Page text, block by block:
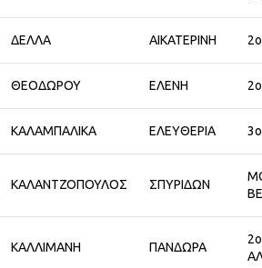
ΔΕΛΛΑ ΑΙΚΑΤΕΡΙΝΗ
ΘΕΟΔΩΡΟΥ ΕΛΕΝΗ
ΚΑΛΑΜΠΑΛΙΚΑ ΕΛΕΥΘΕΡΙΑ
ΚΑΛΑΝΤΖΟΠΟΥΛΟΣ ΣΠΥΡΙΔΩΝ
ΚΑΛΛΙΜΑΝΗ ΠΑΝΔΩΡΑ